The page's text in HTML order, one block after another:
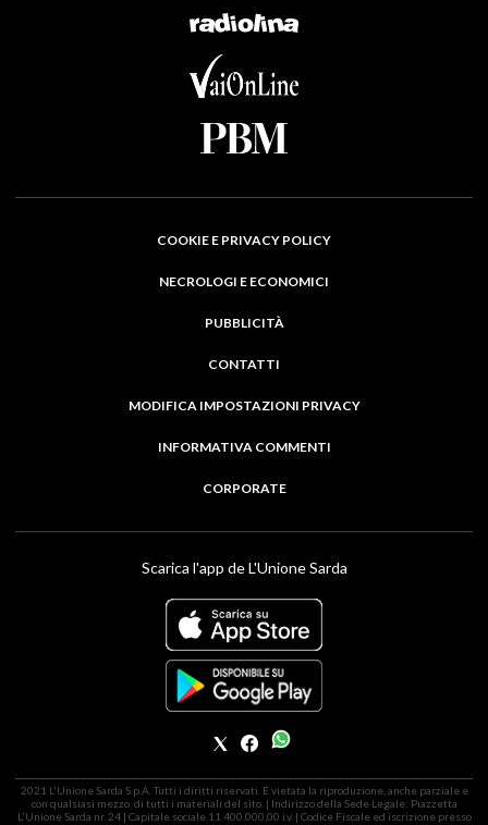
COOKIE E PRIVACY POLICY
NECROLOGI E ECONOMICI
PUBBLICITÀ
CONTATTI
MODIFICA IMPOSTAZIONI PRIVACY
INFORMATIVA COMMENTI
CORPORATE
Scarica l'app de L'Unione Sarda
2021 L'Unione Sarda S.p.A. Tutti i diritti riservati. É vietata la riproduzione, anche parziale e
con qualsiasi mezzo, di tutti i materiali del sito. | Indirizzo della Sede Legale: Piazzetta
L'Unione Sarda nr. 24 | Capitale sociale 11.400.000,00 i.v. | Codice Fiscale ed iscrizione presso